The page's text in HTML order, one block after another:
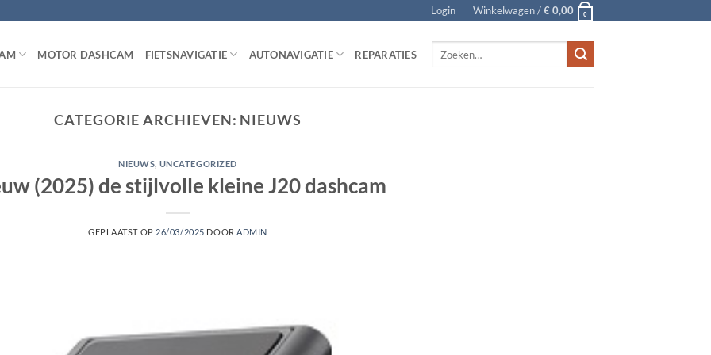
Login Winkelwagen /€0,00 0
MOTOR DASHCAM FIETSNAVIGATIE AUTONAVIGATIE REPARATIES
CATEGORIE ARCHIEVEN: NIEUWS
NIEUWS UNCATEGORIZED
(2025) de stijlvolle kleine J20 dashcam
GEPLAATST OP 26/03/2025 DOORADMIN